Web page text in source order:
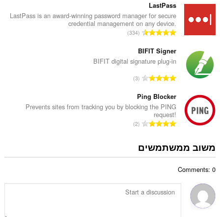
system
tray.
זו
לגשת
ללשוניות
ולפעילות
הגלישה
ג
י
ם
:
ר
ד
י
ו
ג
י
ם
:
LastPass
LastPass is an award-winning password manager for secure
credential management on any device.
מ
פ
ר
י
ו
ג
י
ם
334
BIFIT Signer
BIFIT digital signature plug-in
מ
פ
ר
י
ו
ג
:
3
Ping Blocker
Prevents sites from tracking you by blocking the PING
request!
מ
ר
ר
ו
2
משוב ממשתמשים
Comments: 0